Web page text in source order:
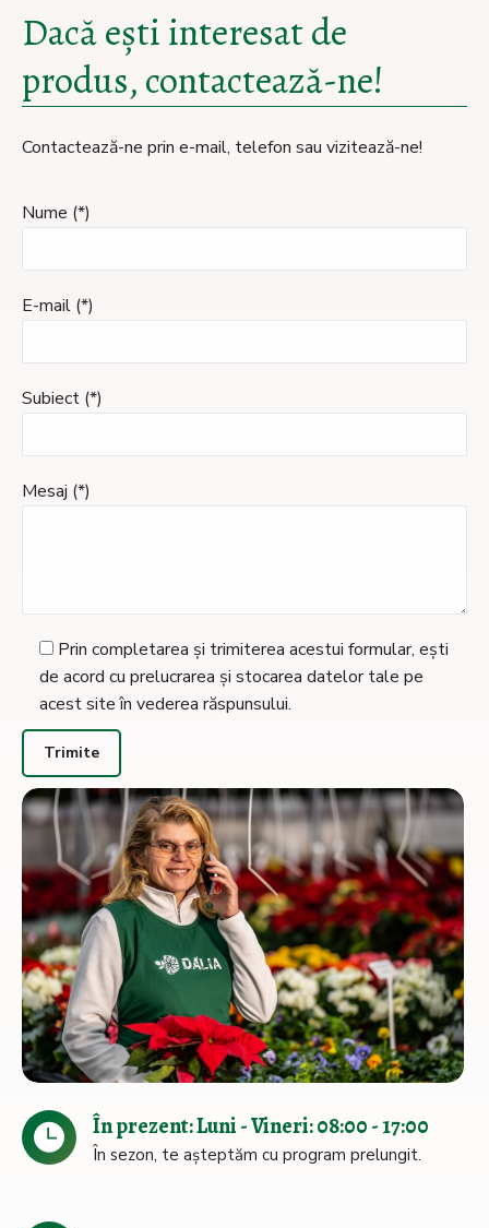
Dacă ești interesat de
produs, contactează-ne!
Contactează-ne prin e-mail, telefon sau vizitează-ne!
Nume (*)
E-mail (*)
Subiect (*)
Mesaj (*)
Prin completarea și trimiterea acestui formular, ești
de acord cu prelucrarea și stocarea datelor tale pe
acest site în vederea răspunsului.
În prezent: Luni - Vineri: 08:00 - 17:00
În sezon, te așteptăm cu program prelungit.